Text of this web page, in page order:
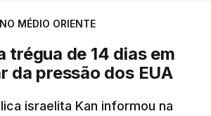
MÉDIO ORIENTE
trégua de 14 dias em
da pressão dos EUA
israelita Kan informou na